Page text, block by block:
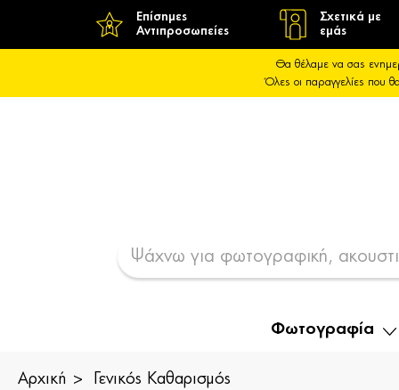
Επίσημες
Αντιπροσωπείες
Σχετικά με
εμάς
Θα θέλαμε να σας
Όλες οι παραγγελίες
Φωτογραφία
Αρχική Γενικός Καθαρισμός